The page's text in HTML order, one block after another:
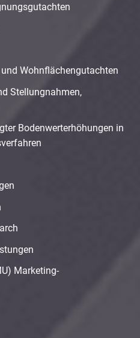
Wohnflächengutachten
Stellungnahmen,
Bodenwerterhöhungen in
Marketing-